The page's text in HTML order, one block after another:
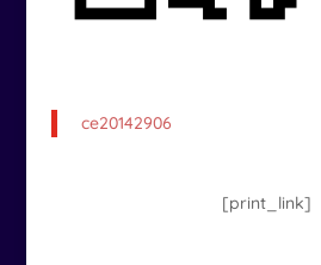
ce20142906
[print_link]